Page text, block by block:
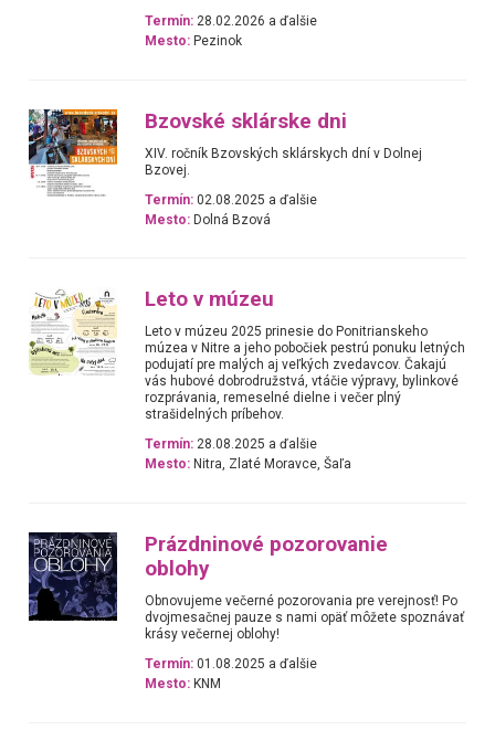
Termín: 28.02.2026 a ďalšie
Mesto: Pezinok
Bzovské sklárske dni
XIV. ročník Bzovských sklárskych dní v Dolnej
Bzovej.
Termín: 02.08.2025 a ďalšie
Mesto: Dolná Bzová
Leto v múzeu
Leto v múzeu 2025 prinesie do Ponitrianskeho
múzea v Nitre a jeho pobočiek pestrú ponuku letných
podujatí pre malých aj veľkých zvedavcov. Čakajú
vás hubové dobrodružstvá, vtáčie výpravy, bylinkové
rozprávania, remeselné dielne i večer plný
strašidelných príbehov.
Termín: 28.08.2025 a ďalšie
Mesto: Nitra, Zlaté Moravce, Šaľa
Prázdninové pozorovanie
oblohy
Obnovujeme večerné pozorovania pre verejnosť! Po
dvojmesačnej pauze s nami opäť môžete spoznávať
krásy večernej oblohy!
Termín: 01.08.2025 a ďalšie
Mesto: KNM